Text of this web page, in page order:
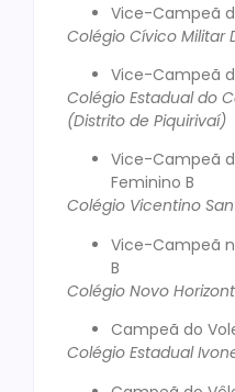
Vice-Campeã
Colégio Cívico Militar
Vice-Campeã
Colégio Estadual do
(Distrito de Piquirivaí)
Vice-Campeã
Feminino B
Colégio Vicentino
Vice-Campeã
B
Colégio Novo
Campeã do
Colégio Estadual